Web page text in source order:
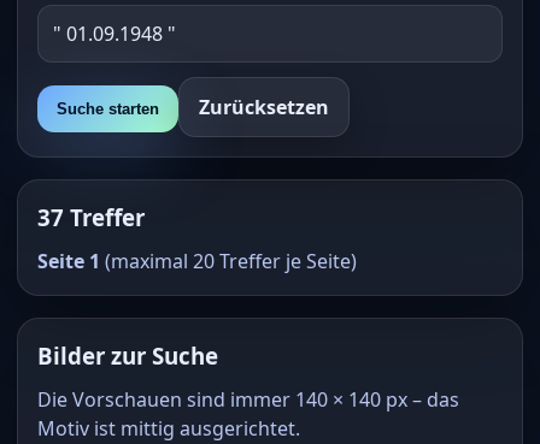
Suche starten Zurücksetzen
37 Treffer
Seite 1 (maximal 20 Treffer je Seite)
Bilder zur Suche
Die Vorschauen sind immer 140 × 140 px – das
Motiv ist mittig ausgerichtet.